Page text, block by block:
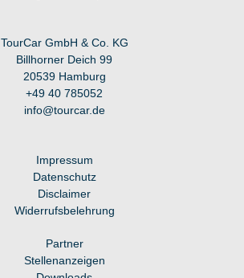
TourCar GmbH & Co. KG
Billhorner Deich 99
20539 Hamburg
+49 40 785052
info@tourcar.de
Impressum
Datenschutz
Disclaimer
Widerrufsbelehrung
Partner
Stellenanzeigen